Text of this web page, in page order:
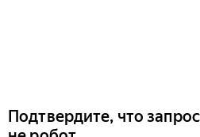
Подтвердите, что